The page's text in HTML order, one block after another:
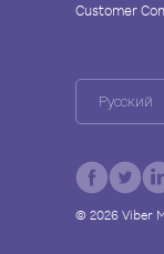
Customer
Русский
© 2026Viber